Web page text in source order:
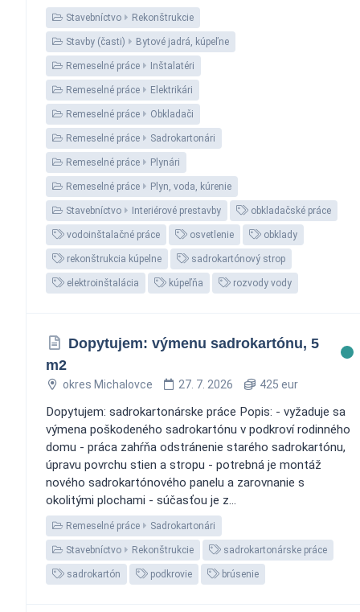
Stavebníctvo Rekonštrukcie
Stavby (časti) Bytové jadrá, kúpeľne
Remeselné práce Inštalatéri
Remeselné práce Elektrikári
Remeselné práce Obkladači
Remeselné práce Sadrokartonári
Remeselné práce Plynári
Remeselné práce Plyn, voda, kúrenie
Stavebníctvo Interiérové prestavby obkladačské práce
vodoinštalačné práce osvetlenie obklady
rekonštrukcia kúpelne sadrokartónový strop
elektroinštalácia kúpeľňa rozvody vody
Dopytujem: výmenu sadrokartónu, 5
m2
okres Michalovce 27. 7. 2026 425 eur
Dopytujem: sadrokartonárske práce Popis: - vyžaduje sa
výmena poškodeného sadrokartónu v podkroví rodinného
domu - práca zahŕňa odstránenie starého sadrokartónu,
úpravu povrchu stien a stropu - potrebná je montáž
nového sadrokartónového panelu a zarovnanie s
okolitými plochami - súčasťou je z...
Remeselné práce Sadrokartonári
Stavebníctvo Rekonštrukcie sadrokartonárske práce
sadrokartón podkrovie brúsenie